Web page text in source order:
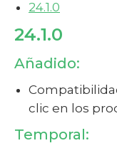
24.1.0
24.1.0
Añadido:
clic en los
Temporal: